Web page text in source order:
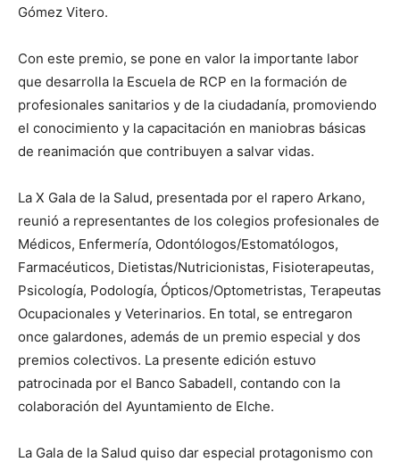
Gómez Vitero.
Con este premio, se pone en valor la importante labor
que desarrolla la Escuela de RCP en la formación de
profesionales sanitarios y de la ciudadanía, promoviendo
el conocimiento y la capacitación en maniobras básicas
de reanimación que contribuyen a salvar vidas.
La X Gala de la Salud, presentada por el rapero Arkano,
reunió a representantes de los colegios profesionales de
Médicos, Enfermería, Odontólogos/Estomatólogos,
Farmacéuticos, Dietistas/Nutricionistas, Fisioterapeutas,
Psicología, Podología, Ópticos/Optometristas, Terapeutas
Ocupacionales y Veterinarios. En total, se entregaron
once galardones, además de un premio especial y dos
premios colectivos. La presente edición estuvo
patrocinada por el Banco Sabadell, contando con la
colaboración del Ayuntamiento de Elche.
La Gala de la Salud quiso dar especial protagonismo con